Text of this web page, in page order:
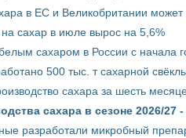
в ЕС и Великобритании
сахар в июле вырос на 5,6%
сахаром в России с начала
500 тыс. т сахарной
сахара за шесть
сахара в сезоне 2026/
разработали микробный